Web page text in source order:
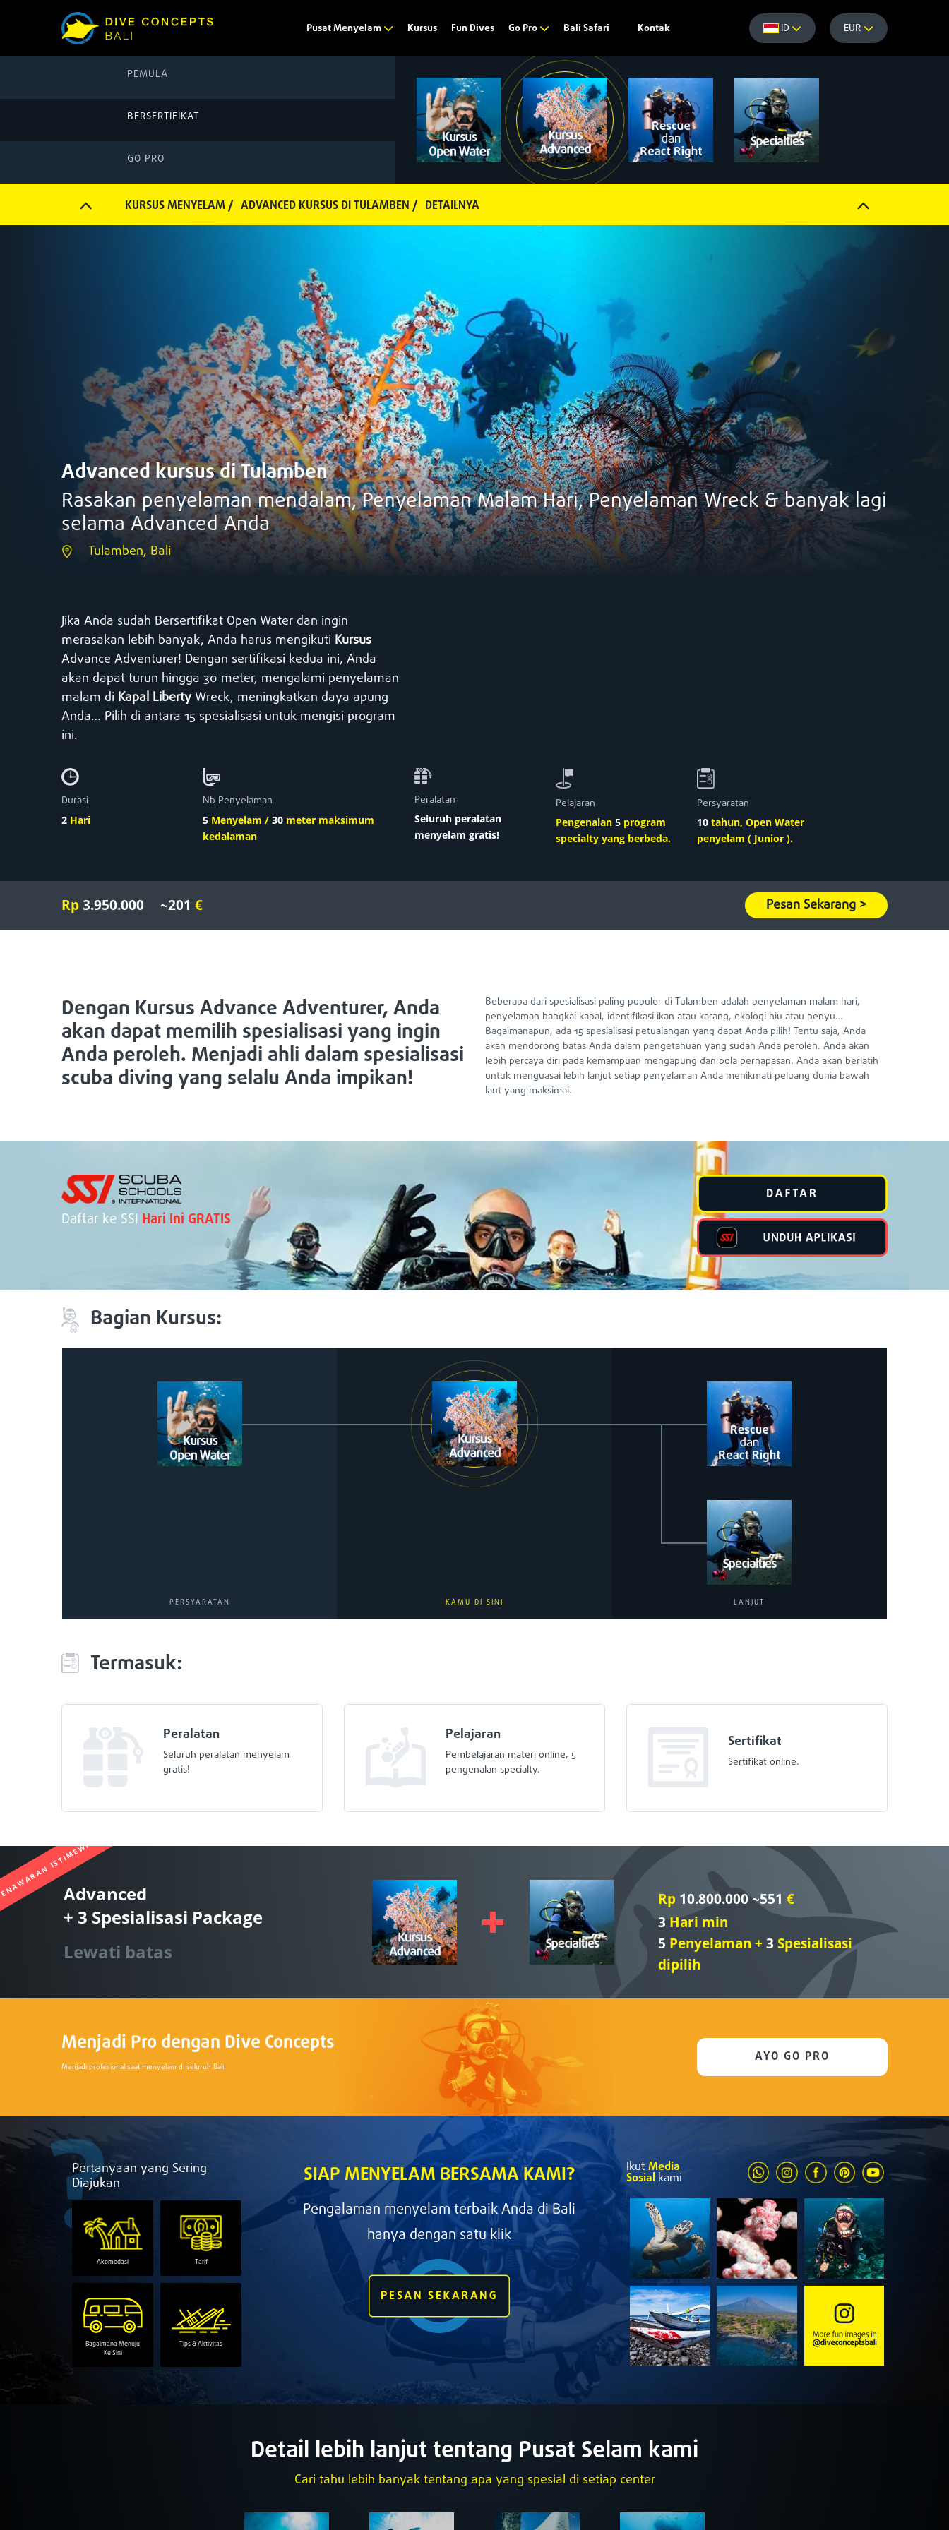
Pusat Menyelam Kursus Fun Dives Go Pro Bali Safari Kontak ID EUR
PEMULA
BERSERTIFIKAT
GO PRO
KURSUS MENYELAM / ADVANCED KURSUS DI TULAMBEN / DETAILNYA
Advanced kursus di Tulamben
Rasakan penyelaman mendalam, Penyelaman Malam Hari, Penyelaman Wreck & banyak lagi
selama Advanced Anda
Tulamben, Bali
Jika Anda sudah Bersertifikat Open Water dan ingin
merasakan lebih banyak, Anda harus mengikuti Kursus
Advance Adventurer! Dengan sertifikasi kedua ini, Anda
akan dapat turun hingga 30 meter, mengalami penyelaman
malam di Kapal LibertyWreck, meningkatkan daya apung
Anda… Pilih di antara 15 spesialisasi untuk mengisi program
ini.
Durasi
2 Hari
Nb Penyelaman
5 Menyelam / 30 meter maksimum
kedalaman
Peralatan
Seluruh peralatan
menyelam gratis!
Pelajaran
Pengenalan 5 program
specialty yang berbeda.
Persyaratan
10 tahun, Open Water
penyelam ( Junior ).
Rp3.950.000 ~201 € Pesan Sekarang >
Dengan Kursus Advance Adventurer, Anda
akan dapat memilih spesialisasi yang ingin
Anda peroleh. Menjadi ahli dalam spesialisasi
scuba diving yang selalu Anda impikan!
Beberapa dari spesialisasi paling populer di Tulamben adalah penyelaman malam hari,
penyelaman bangkai kapal, identifikasi ikan atau karang, ekologi hiu atau penyu…
Bagaimanapun, ada 15 spesialisasi petualangan yang dapat Anda pilih! Tentu saja, Anda
akan mendorong batas Anda dalam pengetahuan yang sudah Anda peroleh. Anda akan
lebih percaya diri pada kemampuan mengapung dan pola pernapasan. Anda akan berlatih
untuk menguasai lebih lanjut setiap penyelaman Anda menikmati peluang dunia bawah
laut yang maksimal.
Daftar ke SSI Hari Ini GRATIS
Bagian Kursus:
PERSYARATAN KAMU DI SINI LANJUT
Termasuk:
Peralatan
Seluruh peralatan menyelam
gratis!
Pelajaran
Pembelajaran materi online, 5
pengenalan specialty.
Sertifikat
Sertifikat online.
ISTIMEWA
Advanced
+ 3 Spesialisasi Package
Lewati batas
Rp 10.800.000 ~551 €
3 Hari min
5 Penyelaman + 3 Spesialisasi
dipilih
Menjadi Pro dengan Dive Concepts
Menjadi profesional saat menyelam di seluruh Bali.
AYO GO PRO
SIAP MENYELAM BERSAMA KAMI?
Pengalaman menyelam terbaik Anda di Bali
hanya dengan satu klik
Pertanyaan yang Sering
Diajukan
Akomodasi Tarif
Bagaimana Menuju
Ke Sini
Tips & Aktivitas
Ikut Media
Sosial kami
Detail lebih lanjut tentang Pusat Selam kami
Cari tahu lebih banyak tentang apa yang spesial di setiap center